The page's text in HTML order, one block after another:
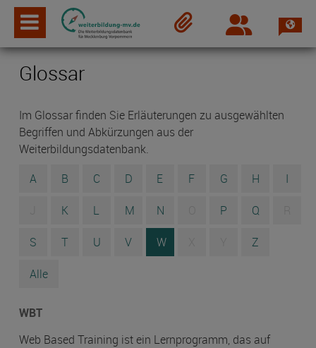
Login
Glossar
Im Glossar finden Sie Erläuterungen zu ausgewählten
Begriffen und Abkürzungen aus der
Weiterbildungsdatenbank.
A
B C D E F G H I
K L M N P Q
S T U V W Z
Alle
WBT
Web Based Training ist ein Lernprogramm, das auf